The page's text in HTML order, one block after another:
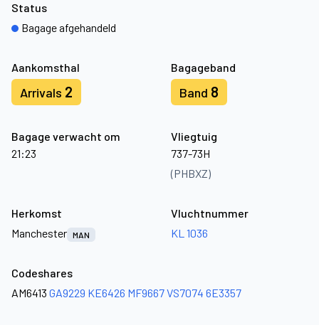
Aankomsthal
Arrivals 2
Bagageband
Band 8
Bagage verwacht om
21:23
Vliegtuig
737-73H
(PHBXZ)
Status
Bagage afgehandeld
Herkomst
Manchester MAN
Vluchtnummer
KL 1036
Codeshares
AM6413 GA9229 KE6426 MF9667VS7074 6E3357